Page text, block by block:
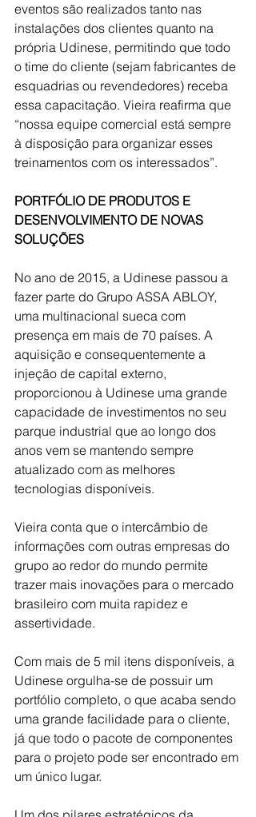
eventos são realizados tanto nas
instalações dos clientes quanto na
própria Udinese, permitindo que todo
o time do cliente (sejam fabricantes de
esquadrias ou revendedores) receba
essa capacitação. Vieira reafirma que
“nossa equipe comercial está sempre
à disposição para organizar esses
treinamentos com os interessados”.
PORTFÓLIO DE PRODUTOS E
DESENVOLVIMENTO DE NOVAS
SOLUÇÕES
No ano de 2015, a Udinese passou a
fazer parte do Grupo ASSA ABLOY,
uma multinacional sueca com
presença em mais de 70 países. A
aquisição e consequentemente a
injeção de capital externo,
proporcionou à Udinese uma grande
capacidade de investimentos no seu
parque industrial que ao longo dos
anos vem se mantendo sempre
atualizado com as melhores
tecnologias disponíveis.
Vieira conta que o intercâmbio de
informações com outras empresas do
grupo ao redor do mundo permite
trazer mais inovações para o mercado
brasileiro com muita rapidez e
assertividade.
Com mais de 5 mil itens disponíveis, a
Udinese orgulha-se de possuir um
portfólio completo, o que acaba sendo
uma grande facilidade para o cliente,
já que todo o pacote de componentes
para o projeto pode ser encontrado em
um único lugar.